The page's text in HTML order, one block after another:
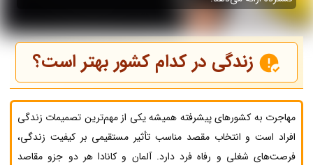
زندگی در کدام کشور بهتر است؟
مهاجرت به کشورهای پیشرفته همیشه یکی از مهم‌ترین تصمیمات زندگی
افراد است و انتخاب مقصد مناسب تأثیر مستقیمی بر کیفیت زندگی،
فرصت‌های شغلی و رفاه فرد دارد. آلمان و کانادا هر دو جزو مقاصد